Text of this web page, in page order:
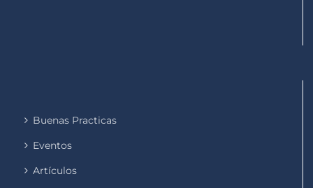
Buenas Practicas
Eventos
Artículos